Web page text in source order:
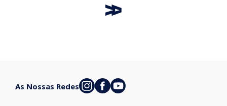
As Nossas Redes